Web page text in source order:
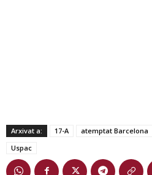
Arxivat a: 17-A atemptat Barcelona
Uspac